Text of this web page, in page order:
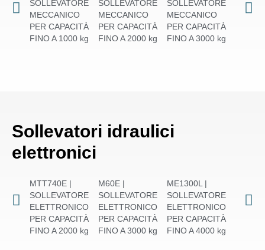
SOLLEVATORE
MECCANICO
PER CAPACITÀ
FINO A 1000 kg
SOLLEVATORE
MECCANICO
PER CAPACITÀ
FINO A 2000 kg
SOLLEVATORE
MECCANICO
PER CAPACITÀ
FINO A 3000 kg
Sollevatori idraulici
elettronici
MTT740E |
SOLLEVATORE
ELETTRONICO
PER CAPACITÀ
FINO A 2000 kg
M60E |
SOLLEVATORE
ELETTRONICO
PER CAPACITÀ
FINO A 3000 kg
ME1300L |
SOLLEVATORE
ELETTRONICO
PER CAPACITÀ
FINO A 4000 kg